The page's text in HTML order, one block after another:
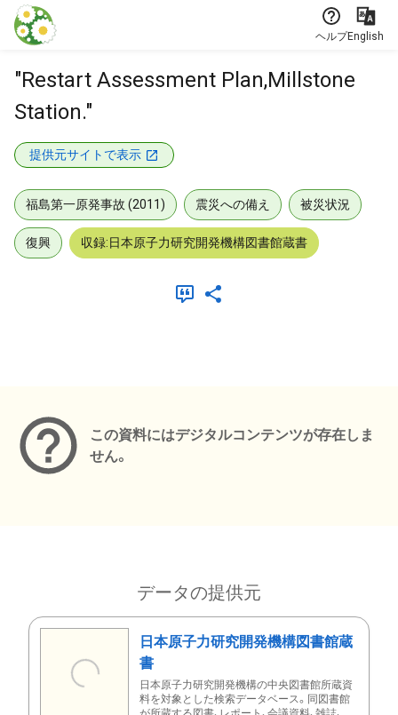
本文に飛ぶ
ヘルプEnglish
"Restart Assessment Plan,Millstone
Station."
提供元サイトで表示
福島第一原発事故 (2011) 震災への備え 被災状況
復興 収録:日本原子力研究開発機構図書館蔵書
この資料にはデジタルコンテンツが存在しま
せん。
データの提供元
日本原子力研究開発機構図書館蔵
書
日本原子力研究開発機構の中央図書館所蔵資
料を対象とした検索データベース。同図書館